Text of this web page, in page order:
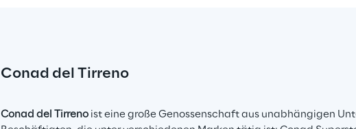
Conad del Tirreno
Conad del Tirreno ist eine große Genossenschaft aus unabhängigen